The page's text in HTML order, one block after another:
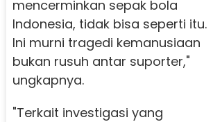
mencerminkan sepak bola
Indonesia, tidak bisa seperti itu.
Ini murni tragedi kemanusiaan
bukan rusuh antar suporter,"
ungkapnya.
"Terkait investigasi yang